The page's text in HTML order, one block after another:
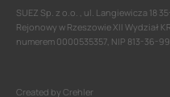
SUEZ Sp. z o.o. , ul. Langiewicza 18
Rejonowy w Rzeszowie XII Wydział
numerem 0000535357, NIP 813-36-
Created by Crehler